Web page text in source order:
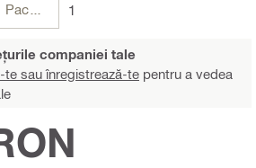
1
companiei tale
te sau înregistrează-te pentru a vedea